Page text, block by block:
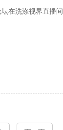
在洗涤视界直播